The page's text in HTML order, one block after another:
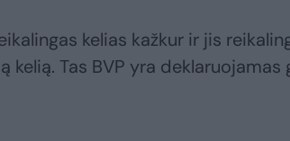
kelias kažkur ir jis
kelią. Tas BVP yra deklaruojamas